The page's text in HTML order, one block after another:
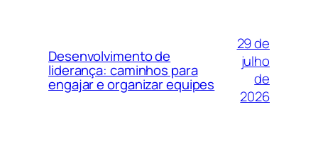
Desenvolvimento de
liderança: caminhos para
engajar e organizar equipes
29 de
julho
de
2026